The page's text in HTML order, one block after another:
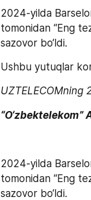
2024-yilda
tomonidan “Eng
sazovor bo‘ldi.
Ushbu yutuqlar
2024-yilda
tomonidan “Eng
sazovor bo‘ldi.